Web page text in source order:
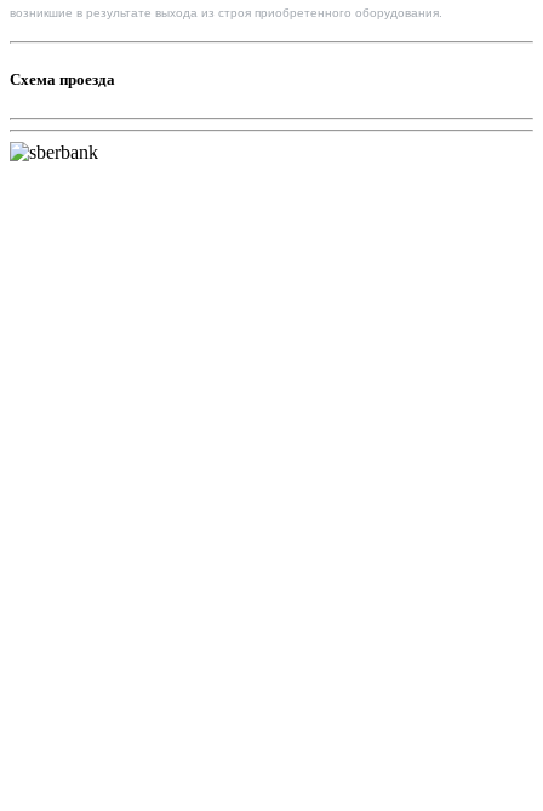
возникшие в результате выхода из строя приобретенного оборудования.
Схема проезда